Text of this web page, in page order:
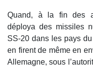
Quand, à la fin des
déploya des missiles
SS-20 dans les pays
en firent de même en
Allemagne, sous